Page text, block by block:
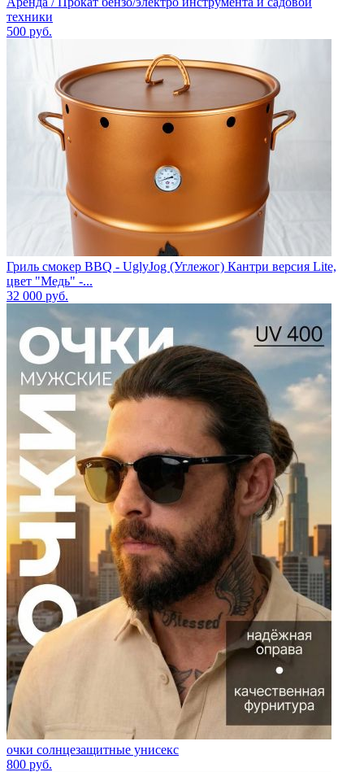
техники
500 руб.
Гриль смокер BBQ - UglyJog (Углежог) Кантри версия Lite,
цвет "Медь" -...
32 000 руб.
очки солнцезащитные унисекс
800 руб.